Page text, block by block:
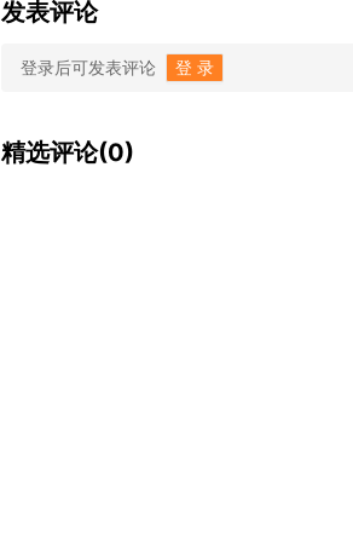
发表评论
登录后可发表评论 登 录
精选评论(0)